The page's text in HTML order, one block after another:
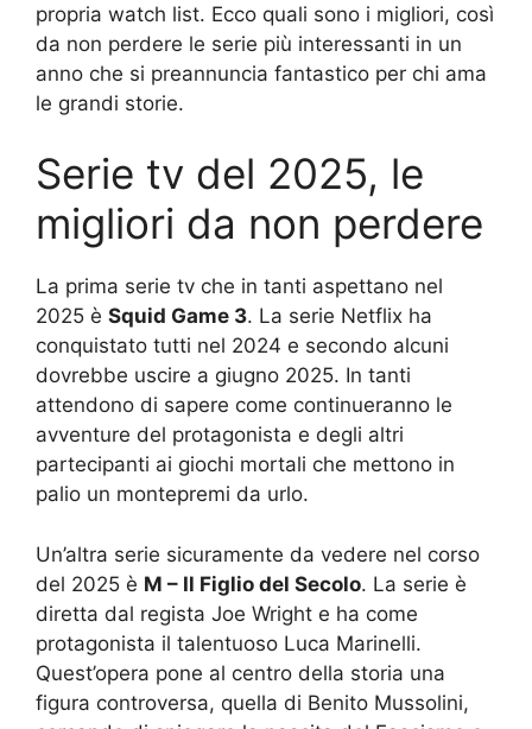
propria watch list. Ecco quali sono i migliori, così
da non perdere le serie più interessanti in un
anno che si preannuncia fantastico per chi ama
le grandi storie.
Serie tv del 2025, le
migliori da non perdere
La prima serie tv che in tanti aspettano nel
2025 è Squid Game 3. La serie Netflix ha
conquistato tutti nel 2024 e secondo alcuni
dovrebbe uscire a giugno 2025. In tanti
attendono di sapere come continueranno le
avventure del protagonista e degli altri
partecipanti ai giochi mortali che mettono in
palio un montepremi da urlo.
Un’altra serie sicuramente da vedere nel corso
del 2025 è M – Il Figlio del Secolo. La serie è
diretta dal regista Joe Wright e ha come
protagonista il talentuoso Luca Marinelli.
Quest’opera pone al centro della storia una
figura controversa, quella di Benito Mussolini,